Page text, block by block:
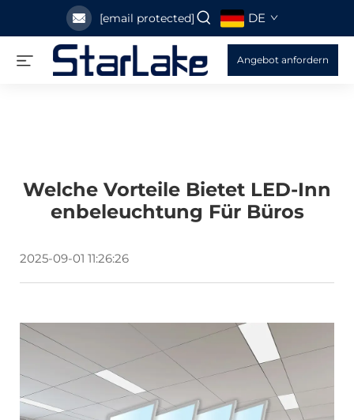
[email protected] DE
Angebot anfordern
Welche Vorteile Bietet LED-Inn
Enbeleuchtung Für Büros
2025-09-01 11:26:26